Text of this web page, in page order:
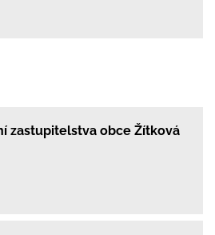
zastupitelstva obce Žítková